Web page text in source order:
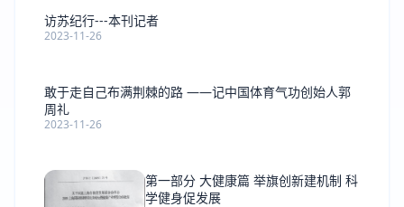
访苏纪行---本刊记者
2023-11-26
敢于走自己布满荆棘的路 ——记中国体育气功创始人郭
周礼
2023-11-26
第一部分 大健康篇 举旗创新建机制 科
学健身促发展